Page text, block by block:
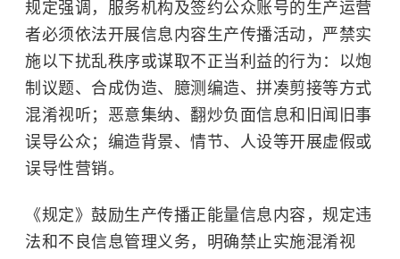
规定强调，服务机构及签约公众账号的生产运营
者必须依法开展信息内容生产传播活动，严禁实
施以下扰乱秩序或谋取不正当利益的行为：以炮
制议题、合成伪造、臆测编造、拼凑剪接等方式
混淆视听；恶意集纳、翻炒负面信息和旧闻旧事
误导公众；编造背景、情节、人设等开展虚假或
误导性营销。
《规定》鼓励生产传播正能量信息内容，规定违
法和不良信息管理义务，明确禁止实施混淆视